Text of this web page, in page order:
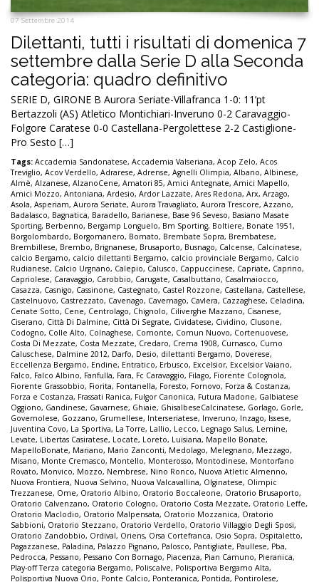
07 Settembre 2014
Dilettanti, tutti i risultati di domenica 7
settembre dalla Serie D alla Seconda
categoria: quadro definitivo
SERIE D, GIRONE B Aurora Seriate-Villafranca 1-0: 11’pt
Bertazzoli (AS) Atletico Montichiari-Inveruno 0-2 Caravaggio-
Folgore Caratese 0-0 Castellana-Pergolettese 2-2 Castiglione-
Pro Sesto […]
Tags: Accademia Sandonatese, Accademia Valseriana, Acop Zelo, Acos
Treviglio, Acov Verdello, Adrarese, Adrense, Agnelli Olimpia, Albano, Albinese,
Almè, Alzanese, AlzanoCene, Amatori 85, Amici Antegnate, Amici Mapello,
Amici Mozzo, Antoniana, Ardesio, Ardor Lazzate, Ares Redona, Arx, Arzago,
Asola, Asperiam, Aurora Seriate, Aurora Travagliato, Aurora Trescore, Azzano,
Badalasco, Bagnatica, Baradello, Barianese, Base 96 Seveso, Basiano Masate
Sporting, Berbenno, Bergamp Longuelo, Bm Sporting, Boltiere, Bonate 1951,
Borgolombardo, Borgomanero, Bornato, Brembate Sopra, Brembatese,
Brembillese, Brembo, Brignanese, Brusaporto, Busnago, Calcense, Calcinatese,
calcio Bergamo, calcio dilettanti Bergamo, calcio provinciale Bergamo, Calcio
Rudianese, Calcio Urgnano, Calepio, Calusco, Cappuccinese, Capriate, Caprino,
Capriolese, Caravaggio, Carobbio, Carugate, Casalbuttano, Casalmaiocco,
Casazza, Casnigo, Cassinone, Castegnato, Castel Rozzone, Castellana, Castellese,
Castelnuovo, Castrezzato, Cavenago, Cavernago, Cavlera, Cazzaghese, Celadina,
Cenate Sotto, Cene, Centrolago, Chignolo, Ciliverghe Mazzano, Cisanese,
Ciserano, Città Di Dalmine, Città Di Segrate, Cividatese, Cividino, Clusone,
Codogno, Colle Alto, Colnaghese, Comonte, Comun Nuovo, Cortenuovese,
Costa Di Mezzate, Costa Mezzate, Credaro, Crema 1908, Curnasco, Curno
Caluschese, Dalmine 2012, Darfo, Desio, dilettanti Bergamo, Doverese,
Eccellenza Bergamo, Endine, Entratico, Erbusco, Excelsior, Excelsior Vaiano,
Falco, Falco Albino, Fanfulla, Fara, Fc Caravaggio, Filago, Fiorente Colognola,
Fiorente Grassobbio, Fiorita, Fontanella, Foresto, Fornovo, Forza & Costanza,
Forza e Costanza, Frassati Ranica, Fulgor Canonica, Futura Madone, Galbiatese
Oggiono, Gandinese, Gavarnese, Ghiaie, GhisalbeseCalcinatese, Gorlago, Gorle,
Governolese, Gozzano, Grumellese, Interseriatese, Inveruno, Inzago, Issese,
Juventina Covo, La Sportiva, La Torre, Lallio, Lecco, Legnago Salus, Lemine,
Levate, Libertas Casiratese, Locate, Loreto, Luisiana, Mapello Bonate,
MapelloBonate, Mariano, Mario Zanconti, Medolago, Melegnano, Mezzago,
Misano, Monte Cremasco, Montello, Monterosso, Montodinese, Montorfano
Rovato, Monvico, Mozzo, Nembrese, Nino Ronco, Nuova Atletic Almenno,
Nuova Frontiera, Nuova Selvino, Nuova Valcavallina, Olginatese, Olimpic
Trezzanese, Ome, Oratorio Albino, Oratorio Boccaleone, Oratorio Brusaporto,
Oratorio Calvenzano, Oratorio Cologno, Oratorio Costa Mezzate, Oratorio Leffe,
Oratorio Maclodio, Oratorio Malpensata, Oratorio Mozzanica, Oratorio
Sabbioni, Oratorio Stezzano, Oratorio Verdello, Oratorio Villaggio Degli Sposi,
Oratorio Zandobbio, Ordival, Oriens, Orsa Cortefranca, Osio Sopra, Ospitaletto,
Pagazzanese, Paladina, Palazzo Pignano, Palosco, Pantigliate, Paullese, Pba,
Pedrocca, Pessano, Pessano Con Bornago, Piacenza, Pian Camuno, Pieranica,
Play-off Terza categoria Bergamo, Poliscalve, Polisportiva Bergamo Alta,
Polisportiva Nuova Orio, Ponte Calcio, Ponteranica, Pontida, Pontirolese,